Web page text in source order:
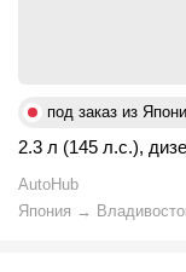
под заказ из
2.3 л (145 л.с.),
AutoHub
Япония →